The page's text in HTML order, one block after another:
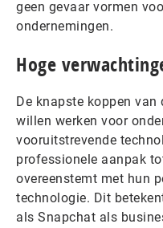
geen gevaar vormen
ondernemingen.
Hoge
De knapste koppen van
willen werken voor
vooruitstrevende
professionele aanpak
overeenstemt met hun
technologie. Dit
als Snapchat als